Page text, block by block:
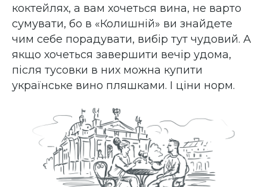
коктейлях, а вам хочеться вина, не варто
сумувати, бо в «Колишній» ви знайдете
чим себе порадувати, вибір тут чудовий. А
якщо хочеться завершити вечір удома,
після тусовки в них можна купити
українське вино пляшками. І ціни норм.